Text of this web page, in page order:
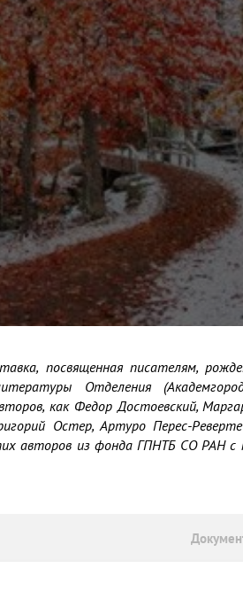
посвященная писателям,
Отделения
как Федор Достоевский,
Остер, Артуро Перес-
авторов из фонда ГПНТБ СО РАН